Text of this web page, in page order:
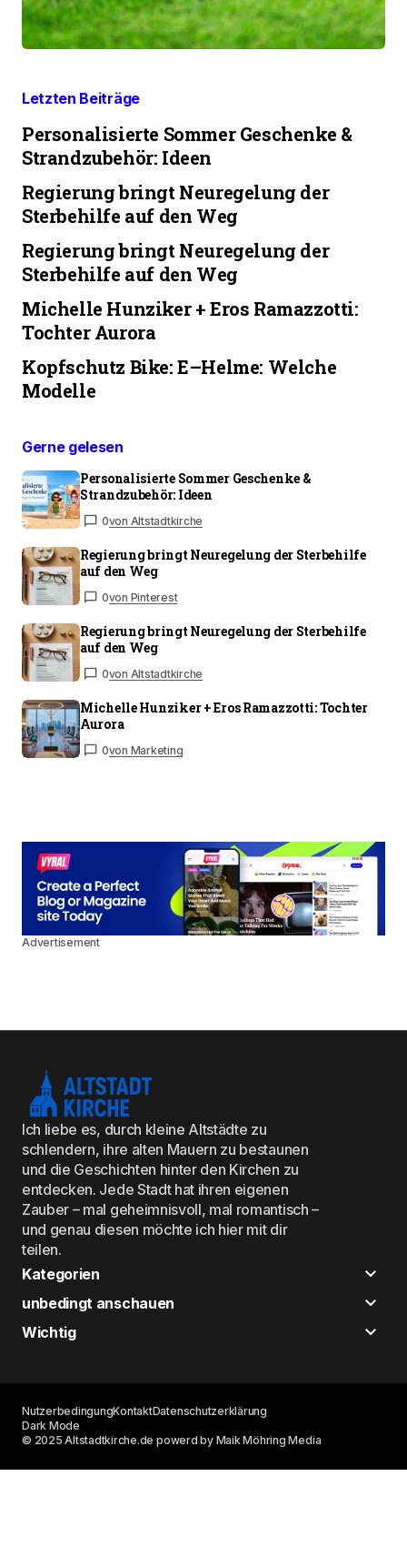
Letzten Beiträge
Personalisierte Sommer Geschenke &
Strandzubehör: Ideen
Regierung bringt Neuregelung der
Sterbehilfe auf den Weg
Regierung bringt Neuregelung der
Sterbehilfe auf den Weg
Michelle Hunziker + Eros Ramazzotti:
Tochter Aurora
Kopfschutz Bike: E–Helme: Welche
Modelle
Gerne gelesen
Personalisierte Sommer Geschenke &
Strandzubehör: Ideen
0von Altstadtkirche
Regierung bringt Neuregelung der Sterbehilfe
auf den Weg
0von Pinterest
Regierung bringt Neuregelung der Sterbehilfe
auf den Weg
0von Altstadtkirche
Michelle Hunziker + Eros Ramazzotti: Tochter
Aurora
0von Marketing
Advertisement
Ich liebe es, durch kleine Altstädte zu
schlendern, ihre alten Mauern zu bestaunen
und die Geschichten hinter den Kirchen zu
entdecken. Jede Stadt hat ihren eigenen
Zauber – mal geheimnisvoll, mal romantisch –
und genau diesen möchte ich hier mit dir
teilen.
Kategorien
unbedingt anschauen
Wichtig
© 2025 Altstadtkirche.de powerd by Maik Möhring Media
NutzerbedingungKontaktDatenschutzerklärung
Dark Mode